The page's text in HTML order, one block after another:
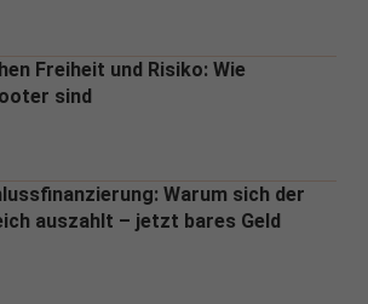
Freiheit und Risiko: Wie
sind
Warum sich der
auszahlt – jetzt bares Geld